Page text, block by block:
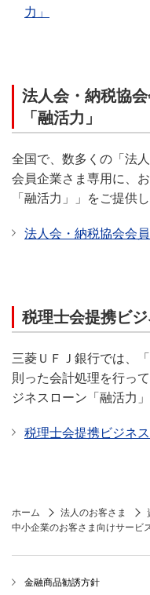
力」
法人会・納税協
「融活力」
全国で、数多くの「法
会員企業さま専用に、
「融活力」」をご提供
法人会・納税協会会
税理士会提携ビジ
三菱ＵＦＪ銀行では、
則った会計処理を行っ
ジネスローン「融活力
税理士会提携ビジネ
ホーム 法人のお客さま
中小企業のお客さま向けサービ
金融商品勧誘方針